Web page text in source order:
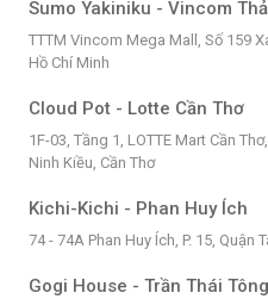
Sumo Yakiniku - Vincom
TTTM Vincom Mega Mall, Số 159
Hồ Chí Minh
Cloud Pot - Lotte Cần Thơ
1F-03, Tầng 1, LOTTE Mart Cần
Ninh Kiều, Cần Thơ
Kichi-Kichi - Phan Huy Ích
74 - 74A Phan Huy Ích, P. 15, Quận
Gogi House - Trần Thái Tông